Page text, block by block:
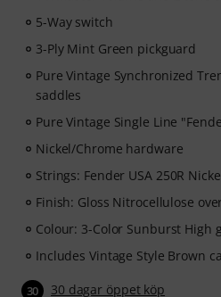
5-Way switch
3-Ply Mint Green pickguard
Pure Vintage Synchronized
saddles
Pure Vintage Single Line
Nickel/Chrome hardware
Strings: Fender USA 250R
Finish: Gloss Nitrocellulose
Colour: 3-Color Sunburst High
Includes Vintage Style Brown
30 30 dagar öppet köp